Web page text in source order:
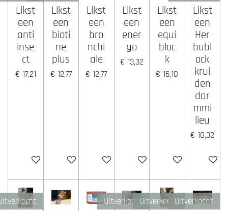
Likst
een
anti
inse
ct
€ 17,21
Houd mij op de hoogte
Likst
een
bioti
ne
plus
€ 12,77
Houd mij op de hoogte
Likst
een
bro
nchi
ale
€ 12,77
In winkelwagen
Likst
een
ener
go
€ 13,32
In winkelwagen
Likst
een
equi
bloc
k
€ 16,10
In winkelwagen
Likst
een
Her
babl
ock
krui
den
dar
mmi
lieu
€ 18,32
Houd
UitverkochtUitverkochtUitverkocht